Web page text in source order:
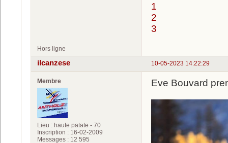
1
2
3
Hors ligne
10-05-2023 14:22:29
ilcanzese
Membre
Lieu : haute patate - 70
Inscription : 16-02-2009
Messages : 12 595
Eve Bouvard